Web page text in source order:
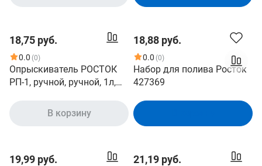
18,75 руб.
0.0 (0)
Опрыскиватель РОСТОК
РП-1, ручной, ручной, 1л,
В корзину
18,88 руб.
0.0 (0)
Набор для полива Росток
427369
19,99 руб. 21,19 руб.